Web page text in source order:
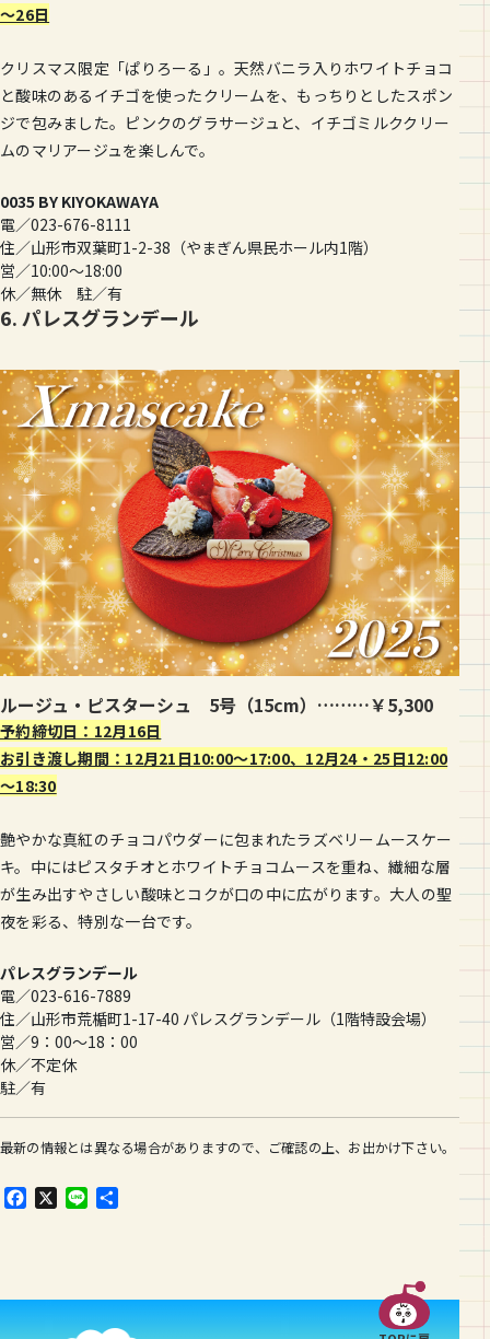
～26日
クリスマス限定「ぱりろーる」。天然バニラ入りホワイトチョコ
と酸味のあるイチゴを使ったクリームを、もっちりとしたスポン
ジで包みました。ピンクのグラサージュと、イチゴミルククリー
ムのマリアージュを楽しんで。
0035 BY KIYOKAWAYA
電／023-676-8111
住／山形市双葉町1-2-38（やまぎん県民ホール内1階）
営／10:00〜18:00
休／無休 駐／有
6. パレスグランデール
ルージュ・ピスターシュ 5号（15cm）………￥5,300
予約締切日：12月16日
お引き渡し期間：12月21日10:00～17:00、12月24・25日12:00
～18:30
艶やかな真紅のチョコパウダーに包まれたラズベリームースケー
キ。中にはピスタチオとホワイトチョコムースを重ね、繊細な層
が生み出すやさしい酸味とコクが口の中に広がります。大人の聖
夜を彩る、特別な一台です。
パレスグランデール
電／023-616-7889
住／山形市荒楯町1-17-40 パレスグランデール（1階特設会場）
営／9：00～18：00
休／不定休
駐／有
最新の情報とは異なる場合がありますので、ご確認の上、お出かけ下さい。
F
o
o
X
L